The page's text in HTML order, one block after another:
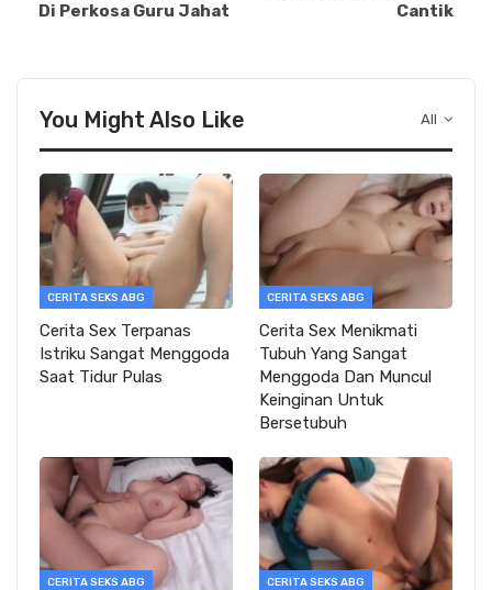
Di Perkosa Guru Jahat
Cantik
All
You Might Also Like
CERITA SEKS ABG
Cerita Sex Terpanas
Istriku Sangat Menggoda
Saat Tidur Pulas
CERITA SEKS ABG
Cerita Sex Menikmati
Tubuh Yang Sangat
Menggoda Dan Muncul
Keinginan Untuk
Bersetubuh
CERITA SEKS ABG CERITA SEKS ABG